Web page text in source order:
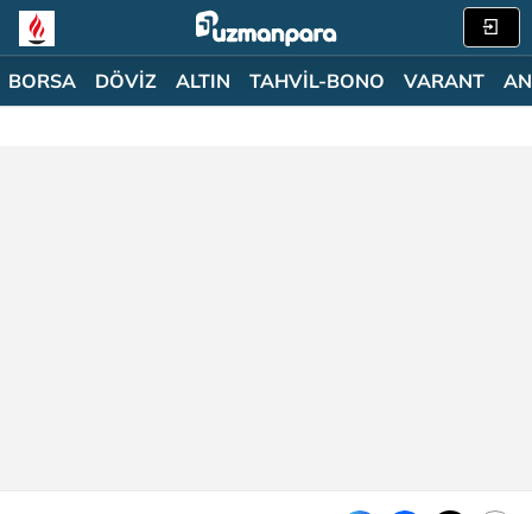
BORSA DÖVİZ ALTIN TAHVİL-BONO VARANT